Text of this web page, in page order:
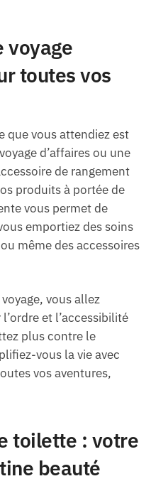
voyage
toutes vos
que vous attendiez est
d’affaires ou une
de rangement
produits à portée de
vous permet de
emportiez des soins
même des accessoires
vous allez
et l’accessibilité
plus contre le
vous la vie avec
vos aventures,
toilette : votre
beauté